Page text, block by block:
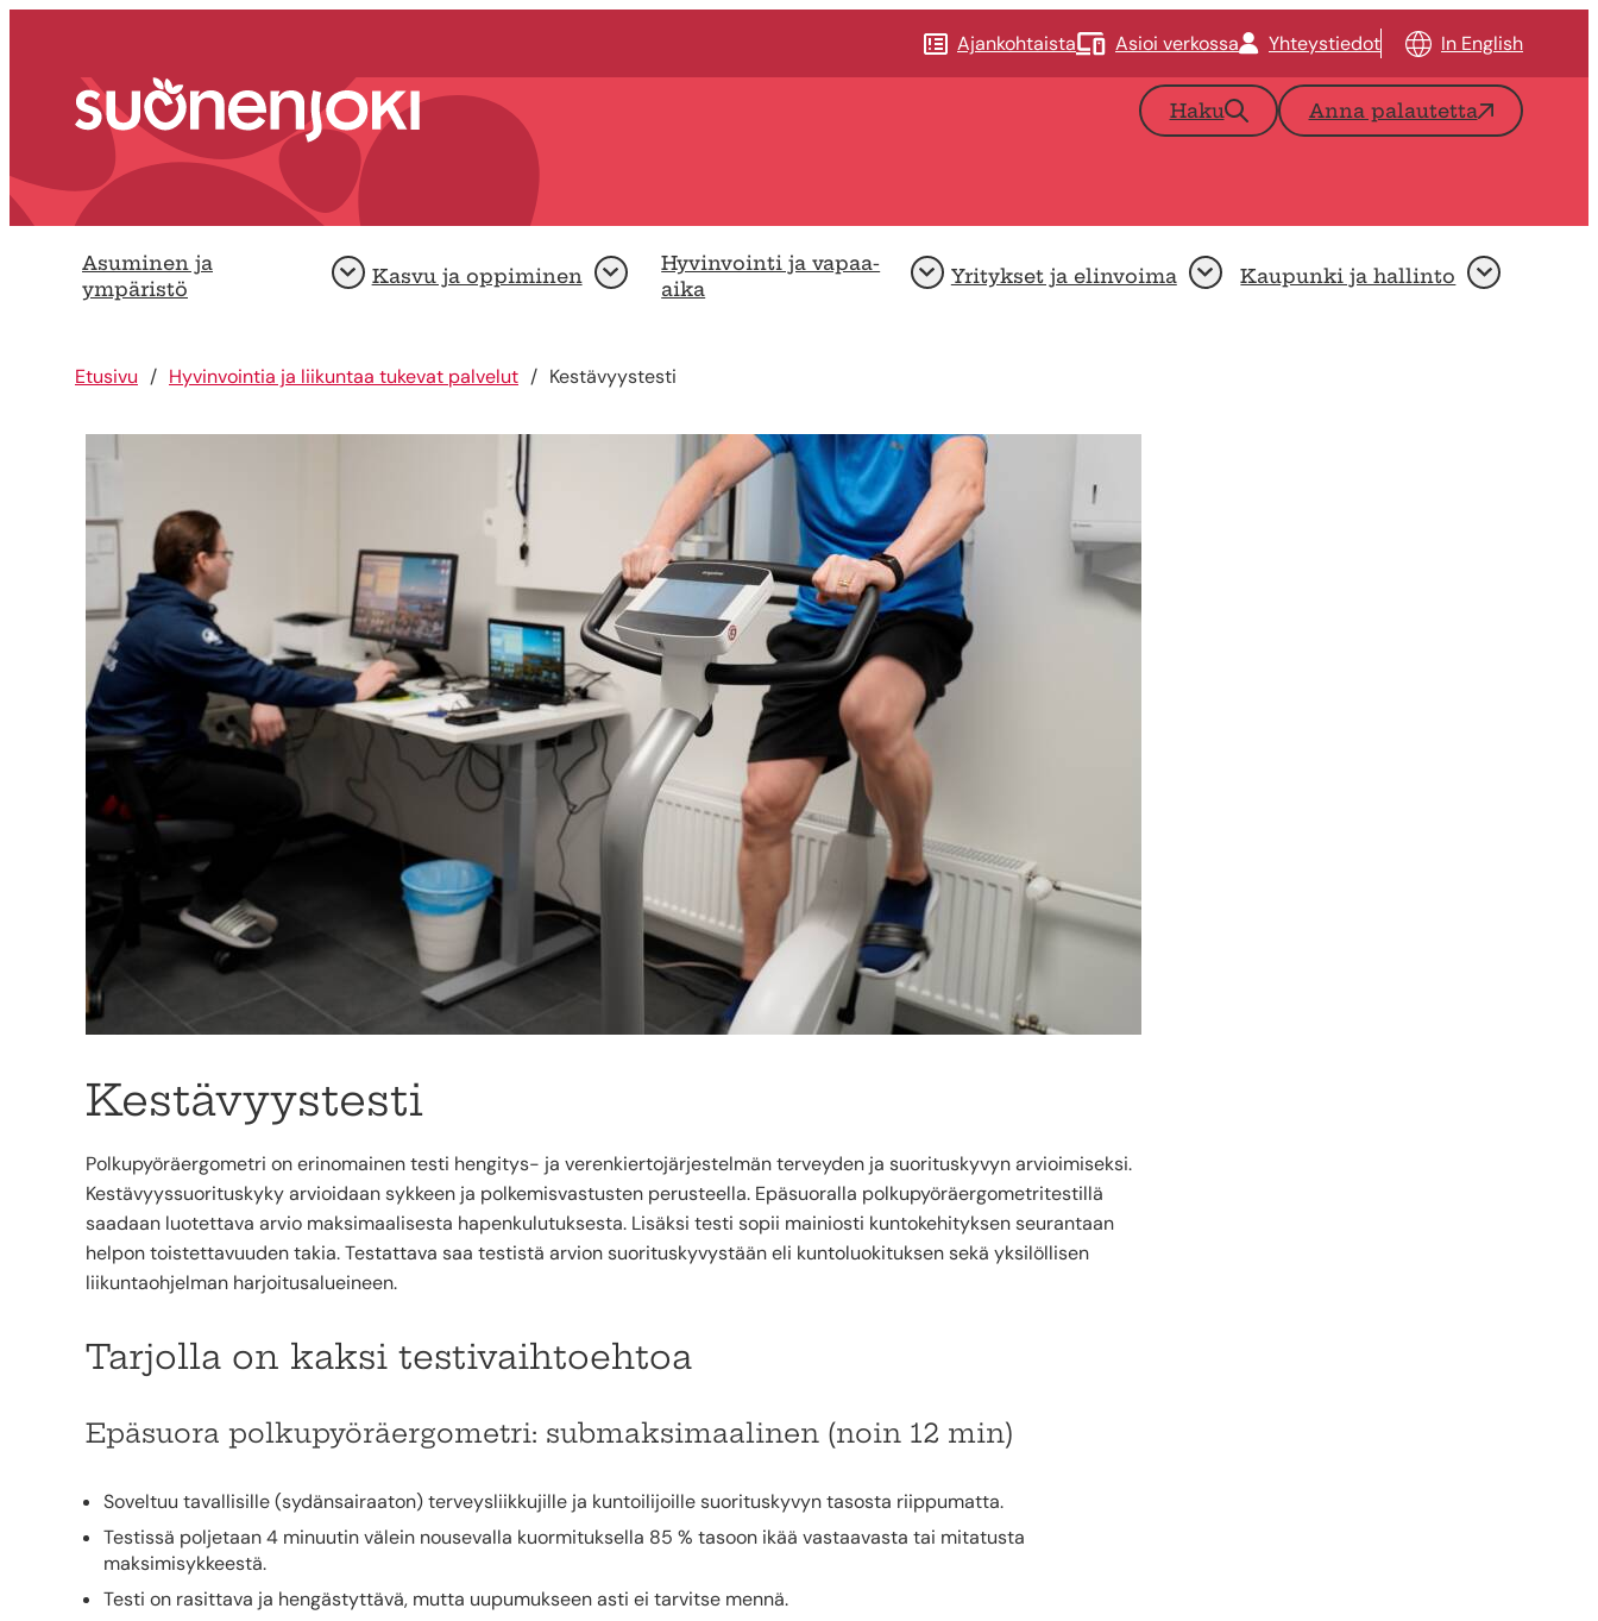
Ajankohtaista
Asioi verkossa Yhteystiedot In English
Etusivu
Haku Anna palautetta
Asuminen ja
ympäristö
AvaaKasvu ja oppiminen Avaa
Hyvinvointi ja vapaa-
aika
AvaaYritykset ja elinvoima AvaaKaupunki ja hallinto Avaa
Etusivu Hyvinvointia ja liikuntaa tukevat palvelut Kestävyystesti
Kestävyystesti
Polkupyöräergometri on erinomainen testi hengitys- ja verenkiertojärjestelmän terveyden ja suorituskyvyn arvioimiseksi.
Kestävyyssuorituskyky arvioidaan sykkeen ja polkemisvastusten perusteella. Epäsuoralla polkupyöräergometritestillä
saadaan luotettava arvio maksimaalisesta hapenkulutuksesta. Lisäksi testi sopii mainiosti kuntokehityksen seurantaan
helpon toistettavuuden takia. Testattava saa testistä arvion suorituskyvystään eli kuntoluokituksen sekä yksilöllisen
liikuntaohjelman harjoitusalueineen.
Tarjolla on kaksi testivaihtoehtoa
Epäsuora polkupyöräergometri: submaksimaalinen (noin 12 min)
Soveltuu tavallisille (sydänsairaaton) terveysliikkujille ja kuntoilijoille suorituskyvyn tasosta riippumatta.
Testissä poljetaan 4 minuutin välein nousevalla kuormituksella 85 % tasoon ikää vastaavasta tai mitatusta
maksimisykkeestä.
Testi on rasittava ja hengästyttävä, mutta uupumukseen asti ei tarvitse mennä.